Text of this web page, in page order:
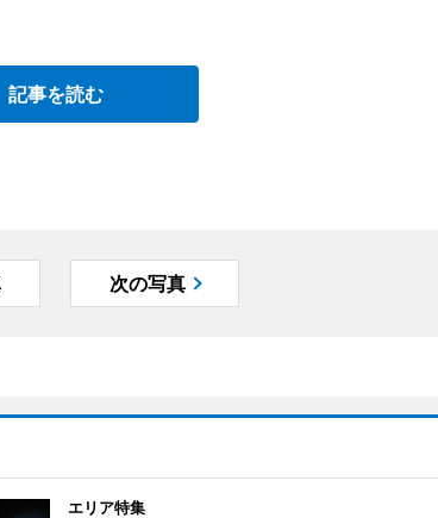
記事を読む
次の写真
エリア特集